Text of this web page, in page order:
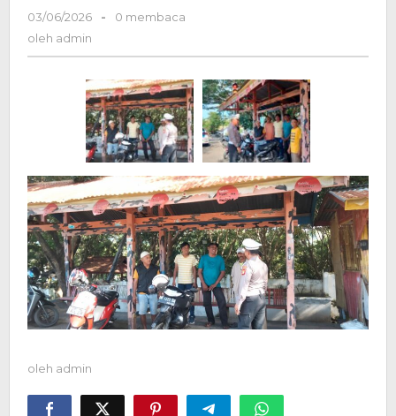
03/06/2026
oleh
-
0 membaca
oleh admin
oleh admin